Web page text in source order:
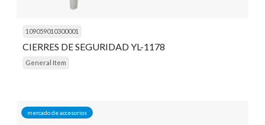
109059010300001
CIERRES DE SEGURIDAD YL-1178
General Item
mercado de accesorios